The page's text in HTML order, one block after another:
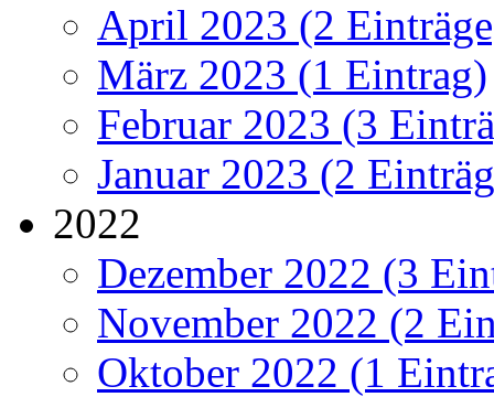
April 2023 (2
März 2023 (1 Eintrag)
Februar 2023 (3
Januar 2023 (2
2022
Dezember 2022 (3
November 2022 (2
Oktober 2022 (1